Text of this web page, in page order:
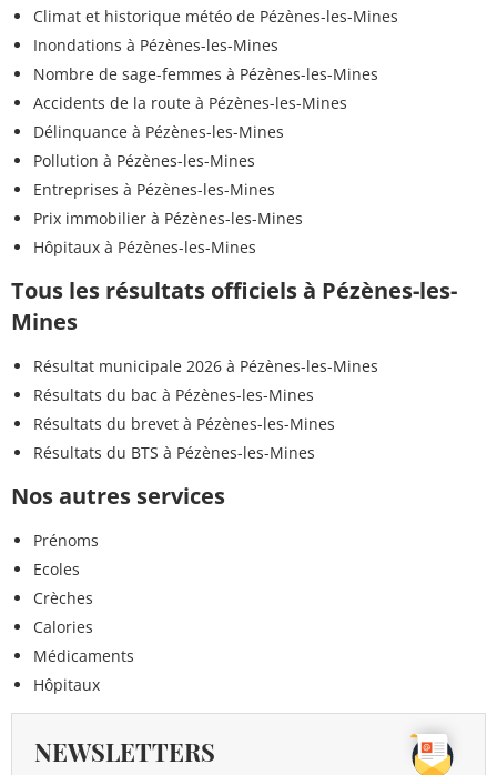
Climat et historique météo de Pézènes-les-Mines
Inondations à Pézènes-les-Mines
Nombre de sage-femmes à Pézènes-les-Mines
Accidents de la route à Pézènes-les-Mines
Délinquance à Pézènes-les-Mines
Pollution à Pézènes-les-Mines
Entreprises à Pézènes-les-Mines
Prix immobilier à Pézènes-les-Mines
Hôpitaux à Pézènes-les-Mines
Tous les résultats officiels à Pézènes-les-
Mines
Résultat municipale 2026 à Pézènes-les-Mines
Résultats du bac à Pézènes-les-Mines
Résultats du brevet à Pézènes-les-Mines
Résultats du BTS à Pézènes-les-Mines
Nos autres services
Prénoms
Ecoles
Crèches
Calories
Médicaments
Hôpitaux
NEWSLETTERS